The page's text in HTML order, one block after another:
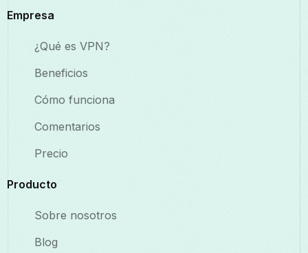
Empresa
¿Qué es VPN?
Beneficios
Cómo funciona
Comentarios
Precio
Producto
Sobre nosotros
Blog